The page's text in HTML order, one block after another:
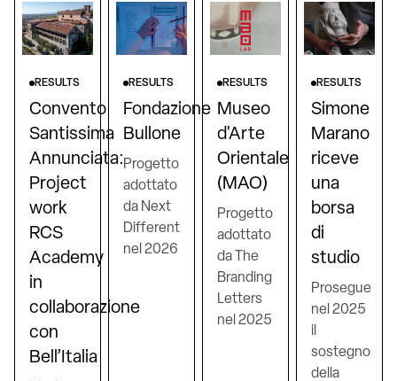
RESULTS
Convento
Santissima
Annunciata:
Project
work
RCS
Academy
in
collaborazione
con
Bell’Italia
RESULTS
Fondazione
Bullone
Progetto
adottato
da Next
Different
nel 2026
RESULTS
Museo
d'Arte
Orientale
(MAO)
Progetto
adottato
da The
Branding
Letters
nel 2025
RESULTS
Simone
Marano
riceve
una
borsa
di
studio
Prosegue
nel 2025
il
sostegno
della